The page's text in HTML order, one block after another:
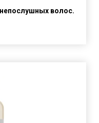
волос.